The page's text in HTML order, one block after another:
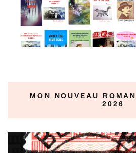
MON NOUVEAU
2026